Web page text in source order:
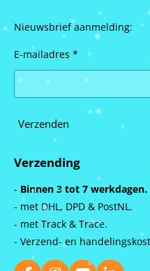
Nieuwsbrief aanmelding:
E-mailadres *
Verzenden
Verzending
- Binnen 3 tot 7 werkdagen.
- met DHL, DPD & PostNL.
- met Track & Trace.
- Verzend- en